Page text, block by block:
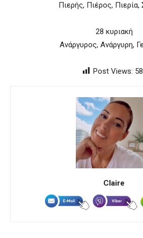
Πιερής, Πιέρος,
28 κυριακή
Ανάργυρος, Ανάργυρη,
Post Views:
Claire